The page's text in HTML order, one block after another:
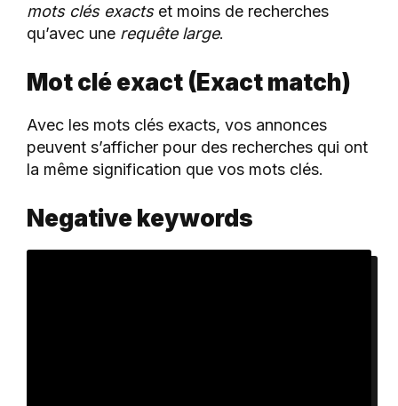
mots clés exactset moins de recherches
qu’avec une requête large.
Mot clé exact (Exact match)
Avec les mots clés exacts, vos annonces
peuvent s’afficher pour des recherches qui ont
la même signification que vos mots clés.
Negative keywords